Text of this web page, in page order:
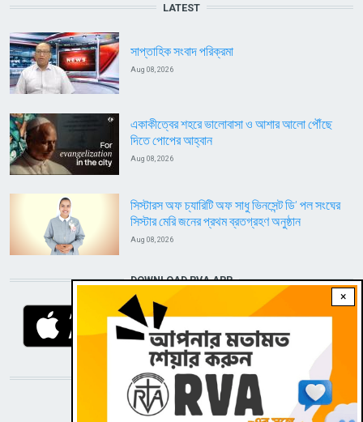
×
LATEST
সাপ্তাহিক সংবাদ পরিক্রমা
Aug 08, 2026
একাকীত্বের শহরে ভালোবাসা ও আশার আলো পৌঁছে
দিতে পোপের আহ্বান
Aug 08, 2026
সিস্টারস অফ চ্যারিটি অফ সাধু ভিনসেন্ট ডি’ পল সংঘের
সিস্টার মেরি জনের প্রথম ব্রতগ্রহণ অনুষ্ঠান
Aug 08, 2026
DOWNLOAD RVA APP
STAY CONNECTED WITH US!